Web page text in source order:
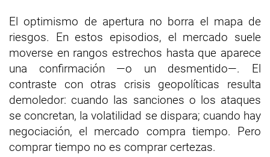
El optimismo de apertura no borra el mapa de
riesgos. En estos episodios, el mercado suele
moverse en rangos estrechos hasta que aparece
una confirmación —o un desmentido—. El
contraste con otras crisis geopolíticas resulta
demoledor: cuando las sanciones o los ataques
se concretan, la volatilidad se dispara; cuando hay
negociación, el mercado compra tiempo. Pero
comprar tiempo no es comprar certezas.